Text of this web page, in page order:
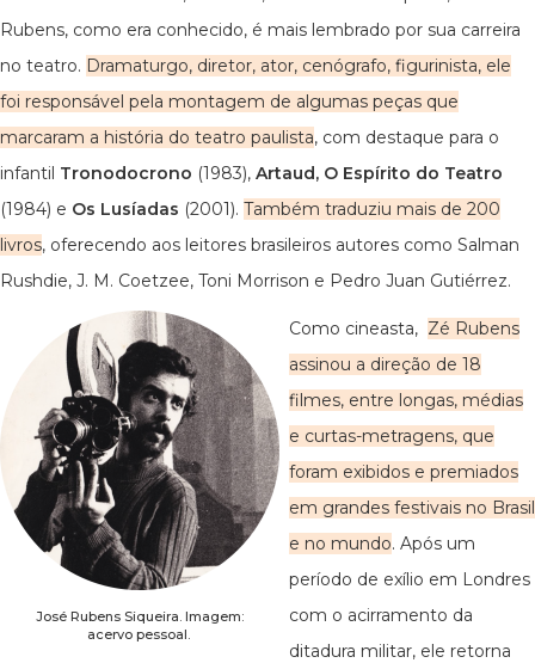
Rubens, como era conhecido, é mais lembrado por sua carreira
no teatro. Dramaturgo, diretor, ator, cenógrafo, figurinista, ele
foi responsável pela montagem de algumas peças que
marcaram a história do teatro paulista, com destaque para o
infantil Tronodocrono (1983), Artaud, O Espírito do Teatro
(1984) e Os Lusíadas (2001). Também traduziu mais de 200
livros, oferecendo aos leitores brasileiros autores como Salman
Rushdie, J. M. Coetzee, Toni Morrison e Pedro Juan Gutiérrez.
José Rubens Siqueira. Imagem:
acervo pessoal.
Como cineasta, Zé Rubens
assinou a direção de 18
filmes, entre longas, médias
e curtas-metragens, que
foram exibidos e premiados
em grandes festivais no Brasil
e no mundo. Após um
período de exílio em Londres
com o acirramento da
ditadura militar, ele retorna